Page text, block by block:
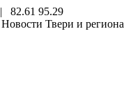
| 82.61 95.29
Новости Твери и региона